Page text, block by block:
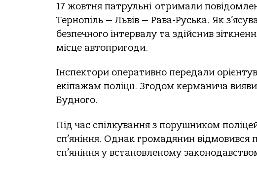
17 жовтня патрульні отримали
Тернопіль — Львів — Рава-Руська. Як
безпечного інтервалу та здійснив
місце автопригоди.
Інспектори оперативно передали
екіпажам поліції. Згодом керманича
Будного.
Під час спілкування з порушником
сп’яніння. Однак громадянин
сп’яніння у встановленому